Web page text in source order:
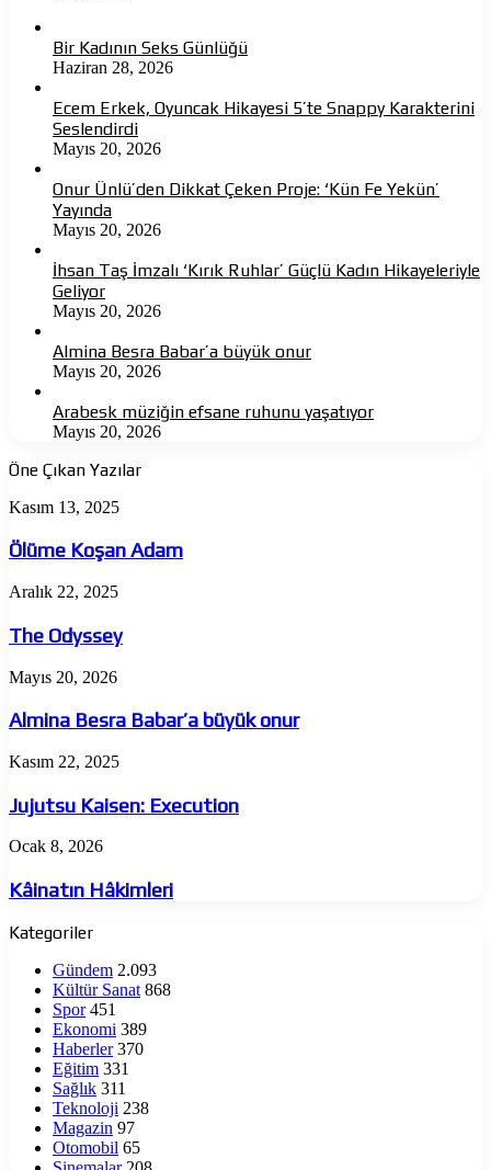
Bir Kadının Seks Günlüğü
Haziran 28, 2026
Ecem Erkek, Oyuncak Hikayesi 5’te Snappy Karakterini
Seslendirdi
Mayıs 20, 2026
Onur Ünlü’den Dikkat Çeken Proje: ‘Kün Fe Yekün’
Yayında
Mayıs 20, 2026
İhsan Taş İmzalı ‘Kırık Ruhlar’ Güçlü Kadın Hikayeleriyle
Geliyor
Mayıs 20, 2026
Almina Besra Babar’a büyük onur
Mayıs 20, 2026
Arabesk müziğin efsane ruhunu yaşatıyor
Mayıs 20, 2026
Öne Çıkan Yazılar
Ölüme
Adam
Kasım 13, 2025
Ölüme Koşan Adam
The
Aralık 22, 2025
The Odyssey
Almina
Babar’a
büyük
onur
Mayıs 20, 2026
Almina Besra Babar’a büyük onur
Jujutsu
Execution
Kasım 22, 2025
Jujutsu Kaisen: Execution
Kâinatın
Ocak 8, 2026
Kâinatın Hâkimleri
Kategoriler
Gündem 2.093
Kültür Sanat 868
Spor 451
Ekonomi 389
Haberler 370
Eğitim 331
Sağlık 311
Teknoloji 238
Magazin 97
Otomobil 65